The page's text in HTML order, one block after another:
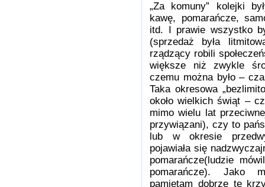
„Za komuny” kolejki
kawę, pomarańcze,
itd. I prawie wszystko
(sprzedaż była
rządzący robili
większe niż zwykle
czemu można było –
Taka okresowa
około wielkich świąt –
mimo wielu lat
przywiązani), czy to
lub w okresie
pojawiała się
pomarańcze(ludzie
pomarańcze). Jako
pamiętam dobrze te